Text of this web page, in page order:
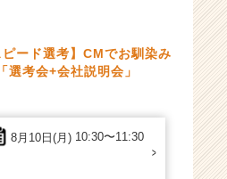
ピード選考】CMでお馴染み
考会+会社説明会」
8月10日(月) 10:30〜11:30